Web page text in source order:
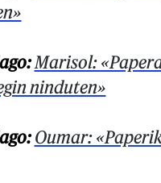
Marisol:
ninduten»
Oumar: